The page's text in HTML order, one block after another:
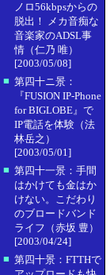
ノロ56kbpsからの
脱出！ メカ音痴な
音楽家のADSL事
情（仁乃 唯）
[2003/05/08]
■ 第四十ニ景：
『FUSION IP-Phone
for BIGLOBE』で
IP電話を体験（法
林岳之）
[2003/05/01]
■ 第四十一景：手間
はかけても金はか
けない。こだわり
のブロードバンド
ライフ（赤坂 豊）
[2003/04/24]
■ 第四十景：FTTHで